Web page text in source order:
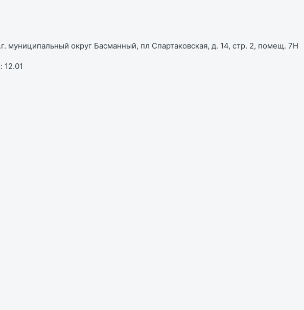
муниципальный округ Басманный, пл Спартаковская, д. 14, стр. 2, помещ. 7Н
12.01